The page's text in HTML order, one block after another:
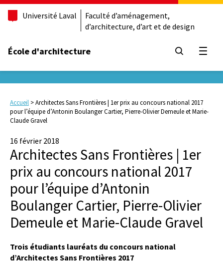
Université Laval
Faculté d’aménagement,
d’architecture, d’art et de design
École d'architecture
Accueil >Architectes Sans Frontières | 1er prix au concours national 2017
pour l’équipe d’Antonin Boulanger Cartier, Pierre-Olivier Demeule et Marie-
Claude Gravel
16 février 2018
Architectes Sans Frontières | 1er
prix au concours national 2017
pour l’équipe d’Antonin
Boulanger Cartier, Pierre-Olivier
Demeule et Marie-Claude Gravel
Trois étudiants lauréats du concours national
d’Architectes Sans Frontières 2017